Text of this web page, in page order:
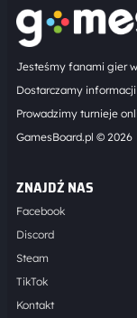
Jesteśmy fanami gier
Dostarczamy
Prowadzimy turnieje
GamesBoard.pl © 2026
ZNAJDŹ NAS
Facebook
Discord
Steam
TikTok
Kontakt